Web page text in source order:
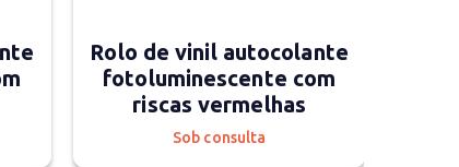
Rolo de vinil autocolante
fotoluminescente com
riscas vermelhas
Sob consulta